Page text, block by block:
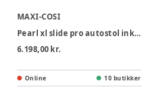
MAXI-COSI
Pearl xl slide pro autostol inkl. familyfix slide pro base - Authentic graphite
6.198,00 kr.
Online 10 butikker